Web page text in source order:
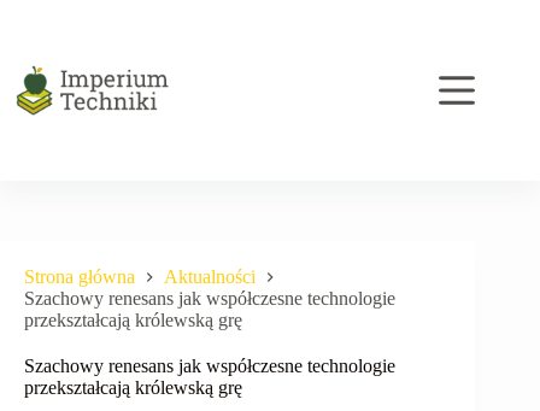
Strona główna
Aktualności
Szachowy renesans jak współczesne technologie
przekształcają królewską grę
Szachowy renesans jak współczesne technologie
przekształcają królewską grę